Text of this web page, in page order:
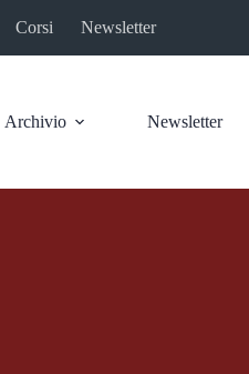
Corsi Newsletter
Archivio Newsletter